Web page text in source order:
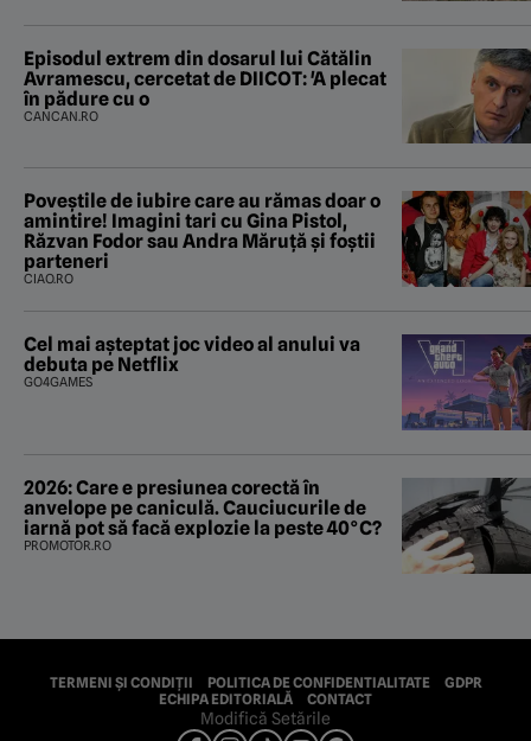
Episodul extrem din dosarul lui Cătălin
Avramescu, cercetat de DIICOT: 'A plecat
în pădure cu o
CANCAN.RO
Poveştile de iubire care au rămas doar o
amintire! Imagini tari cu Gina Pistol,
Răzvan Fodor sau Andra Măruţă şi foştii
parteneri
CIAO.RO
Cel mai așteptat joc video al anului va
debuta pe Netflix
GO4GAMES
2026: Care e presiunea corectă în
anvelope pe caniculă. Cauciucurile de
iarnă pot să facă explozie la peste 40°C?
PROMOTOR.RO
TERMENI ȘI CONDIȚII POLITICA DE CONFIDENTIALITATE
GDPR
ECHIPA EDITORIALĂ
CONTACT
Modifică Setările